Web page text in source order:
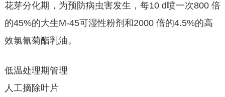
花芽分化期，为预防病虫害发生，每10 d喷一次800 倍
的45%的大生M-45可湿性粉剂和2000 倍的4.5%的高
效氯氰菊酯乳油。
低温处理期管理
人工摘除叶片